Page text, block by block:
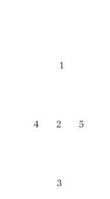
1
4 2 5
3